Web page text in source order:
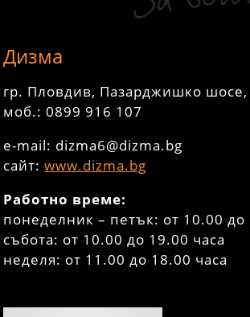
Дизма
гр. Пловдив, Пазарджишко шосе,
моб.: 0899 916 107
e-mail: dizma6@dizma.bg
сайт:www.dizma.bg
Работно време:
понеделник – петък: от 10.00 до
събота: от 10.00 до 19.00 часа
неделя: от 11.00 до 18.00 часа